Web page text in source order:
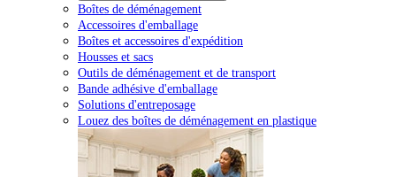
Boîtes de déménagement
Accessoires d'emballage
Boîtes et accessoires d'expédition
Housses et sacs
Outils de déménagement et de transport
Bande adhésive d'emballage
Solutions d'entreposage
Louez des boîtes de déménagement en plastique